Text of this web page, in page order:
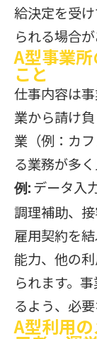
給決定を受
られる場合が
A型事業
こと
仕事内容は
業から請け
業（例：カ
る業務が多く
例: データ入
調理補助、
雇用契約を
能力、他の
られます。
るよう、必
A型利用